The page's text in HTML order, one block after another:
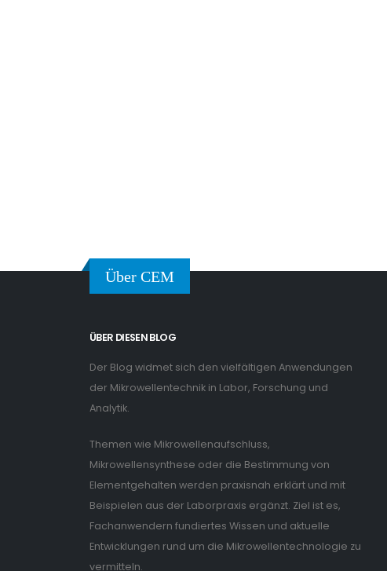
Über CEM
ÜBER DIESEN BLOG
Der Blog widmet sich den vielfältigen Anwendungen
der Mikrowellentechnik in Labor, Forschung und
Analytik.
Themen wie Mikrowellenaufschluss,
Mikrowellensynthese oder die Bestimmung von
Elementgehalten werden praxisnah erklärt und mit
Beispielen aus der Laborpraxis ergänzt. Ziel ist es,
Fachanwendern fundiertes Wissen und aktuelle
Entwicklungen rund um die Mikrowellentechnologie zu
vermitteln.